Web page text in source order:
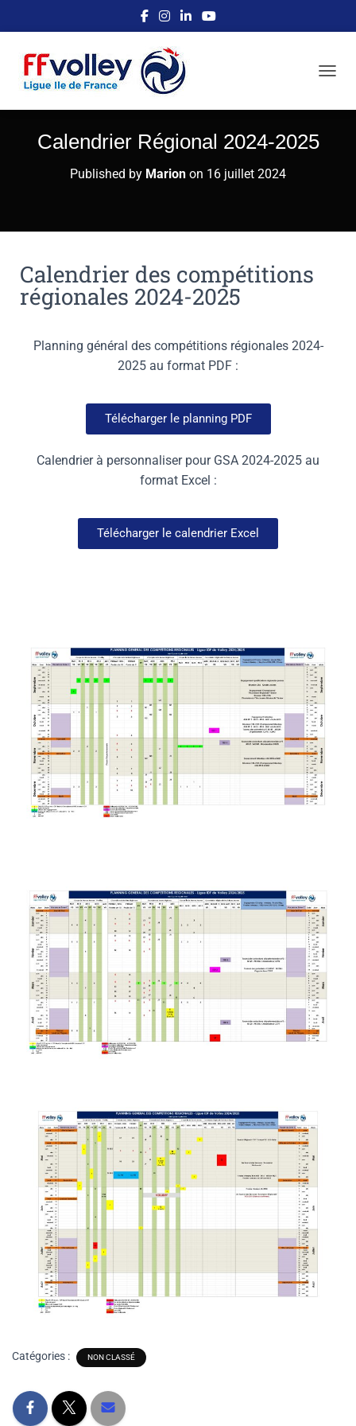
Calendrier Régional 2024-2025
Published by Marion on 16 juillet 2024
Calendrier des compétitions
régionales 2024-2025
Planning général des compétitions régionales 2024-
2025 au format PDF :
Télécharger le planning PDF
Calendrier à personnaliser pour GSA 2024-2025 au
format Excel :
Télécharger le calendrier Excel
Catégories : NON CLASSÉ